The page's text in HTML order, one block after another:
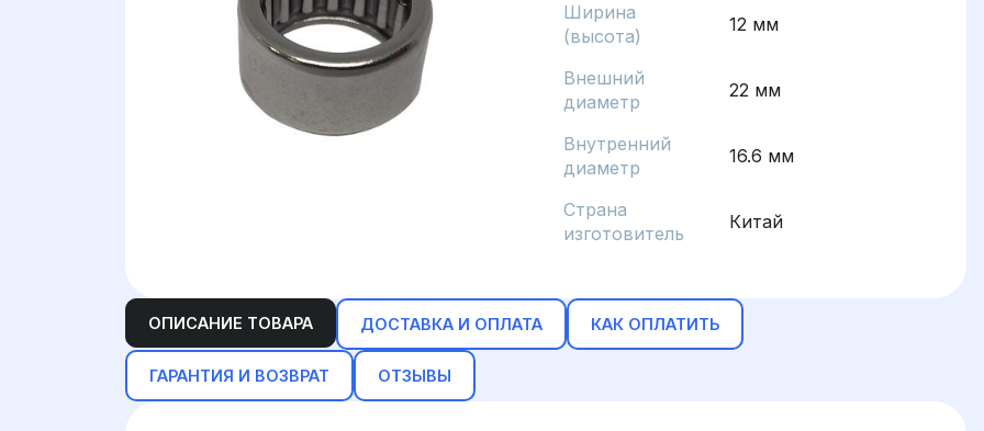
Ширина
(высота)
12 мм
Внешний
диаметр
22 мм
Внутренний
диаметр
16.6 мм
Страна
изготовитель
Китай
ОПИСАНИЕ ТОВАРА ДОСТАВКА И ОПЛАТА КАК ОПЛАТИТЬ
ГАРАНТИЯ И ВОЗВРАТ ОТЗЫВЫ